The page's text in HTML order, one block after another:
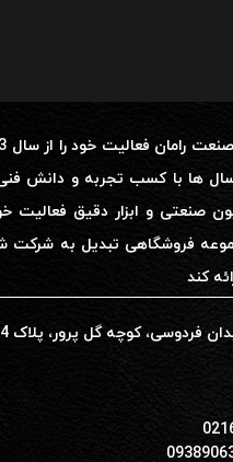
ها با کسب تجربه و دانش
صنعتی و ابزار دقیق فعالیت
مجموعه فروشگاهی تبدیل به
کند
کوچه گل پرور، پلاک 14 واحد 28